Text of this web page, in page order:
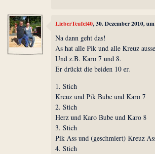
LieberTeufel40, 30. Dezember 2010,
Na dann geht das!
As hat alle Pik und alle Kreuz
Und z.B. Karo 7 und 8.
Er drückt die beiden 10 er.
1. Stich
Kreuz und Pik Bube und Karo 7
2. Stich
Herz und Karo Bube und Karo 8
3. Stich
Pik Ass und (geschmiert) Kreuz
4. Stich